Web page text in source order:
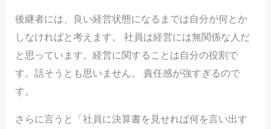
後継者には、良い経営状態になるまでは自分が何とか
しなければと考えます。 社員は経営には無関係な人だ
と思っています。経営に関することは自分の役割で
す。話そうとも思いません。 責任感が強すぎるので
す。
さらに言うと「社員に決算書を見せれば何を言い出す